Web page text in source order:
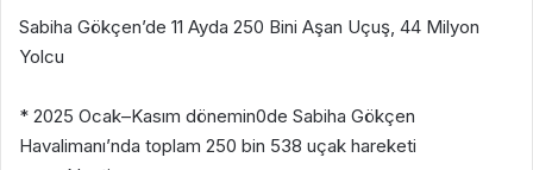
Sabiha Gökçen’de 11 Ayda 250 Bini Aşan Uçuş, 44 Milyon
Yolcu
* 2025 Ocak–Kasım dönemin0de Sabiha Gökçen
Havalimanı’nda toplam 250 bin 538 uçak hareketi